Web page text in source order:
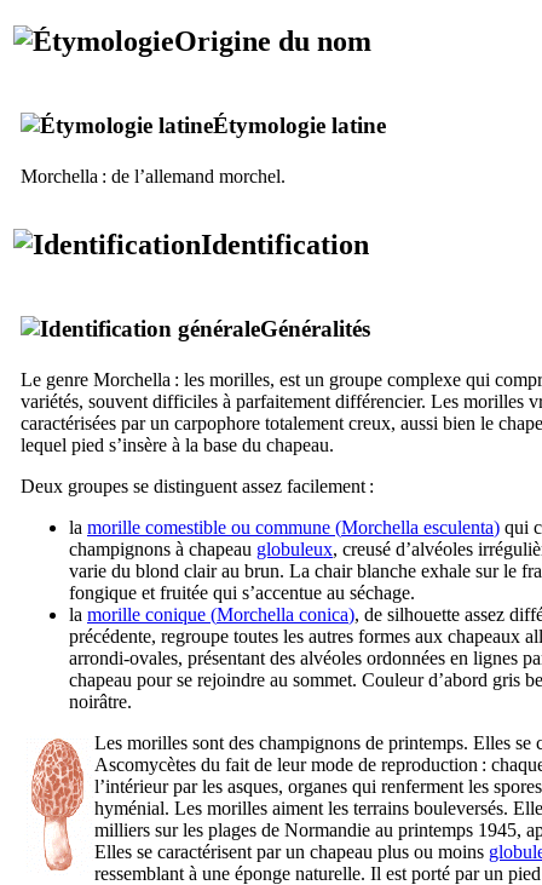
Origine du nom
Étymologie latine
Morchella : de l’allemand morchel.
Identification
Généralités
Le genre Morchella : les morilles, est un groupe complexe qui
variétés, souvent difficiles à parfaitement différencier. Les morilles
caractérisées par un carpophore totalement creux, aussi bien le
lequel pied s’insère à la base du chapeau.
Deux groupes se distinguent assez facilement :
la morille comestible ou commune (Morchella esculenta) qui
champignons à chapeau globuleux, creusé d’alvéoles
varie du blond clair au brun. La chair blanche exhale sur le
fongique et fruitée qui s’accentue au séchage.
la morille conique (Morchella conica), de silhouette assez
précédente, regroupe toutes les autres formes aux chapeaux
arrondi-ovales, présentant des alvéoles ordonnées en lignes
chapeau pour se rejoindre au sommet. Couleur d’abord gris
noirâtre.
Les morilles sont des champignons de printemps. Elles se
Ascomycètes du fait de leur mode de reproduction :
l’intérieur par les asques, organes qui renferment les
hyménial. Les morilles aiment les terrains bouleversés.
milliers sur les plages de Normandie au printemps 1945,
Elles se caractérisent par un chapeau plus ou moins
ressemblant à une éponge naturelle. Il est porté par un